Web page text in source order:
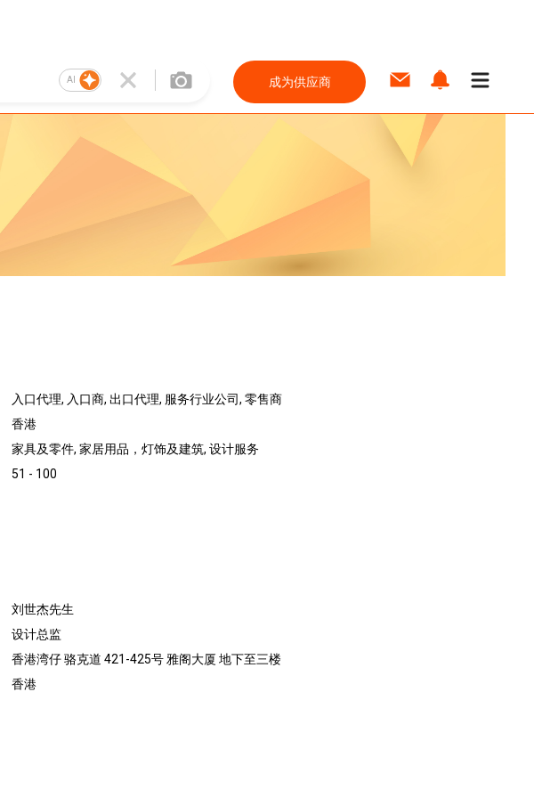
AI 成为供应商
入口代理, 入口商, 出口代理, 服务行业公司, 零售商
香港
家具及零件, 家居用品，灯饰及建筑, 设计服务
51 - 100
刘世杰先生
设计总监
香港湾仔 骆克道 421-425号 雅阁大厦 地下至三楼
香港